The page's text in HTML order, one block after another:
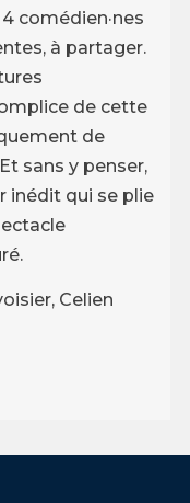
comédien·nes
à partager.
de cette
de
sans y penser,
inédit qui se plie
, Celien